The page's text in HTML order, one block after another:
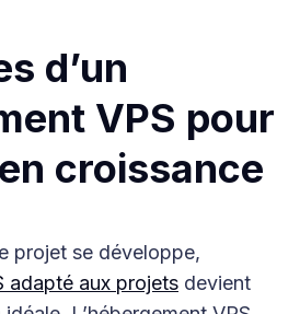
d’un
VPS pour
croissance
projet se développe,
adapté aux projets devient